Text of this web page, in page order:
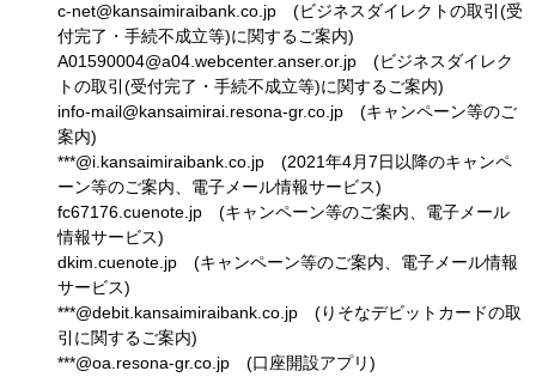
c-net@kansaimiraibank.co.jp (ビジネスダイレクトの取引(受
付完了・手続不成立等)に関するご案内)
A01590004@a04.webcenter.anser.or.jp (ビジネスダイレク
トの取引(受付完了・手続不成立等)に関するご案内)
info-mail@kansaimirai.resona-gr.co.jp (キャンペーン等のご
案内)
***@i.kansaimiraibank.co.jp (2021年4月7日以降のキャンペ
ーン等のご案内、電子メール情報サービス)
fc67176.cuenote.jp (キャンペーン等のご案内、電子メール
情報サービス)
dkim.cuenote.jp (キャンペーン等のご案内、電子メール情報
サービス)
***@debit.kansaimiraibank.co.jp (りそなデビットカードの取
引に関するご案内)
***@oa.resona-gr.co.jp (口座開設アプリ)